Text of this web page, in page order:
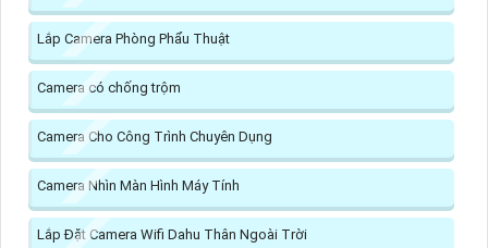
Lắp Camera Phòng Phẩu Thuật
Camera có chống trộm
Camera Cho Công Trình Chuyên Dụng
Camera Nhìn Màn Hình Máy Tính
Lắp Đặt Camera Wifi Dahu Thân Ngoài Trời